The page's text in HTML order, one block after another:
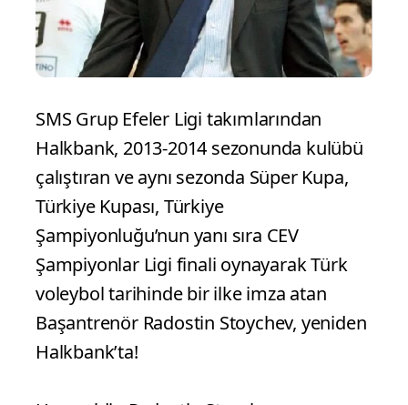
SMS Grup Efeler Ligi takımlarından
Halkbank, 2013-2014 sezonunda kulübü
çalıştıran ve aynı sezonda Süper Kupa,
Türkiye Kupası, Türkiye
Şampiyonluğu’nun yanı sıra CEV
Şampiyonlar Ligi finali oynayarak Türk
voleybol tarihinde bir ilke imza atan
Başantrenör Radostin Stoychev, yeniden
Halkbank’ta!